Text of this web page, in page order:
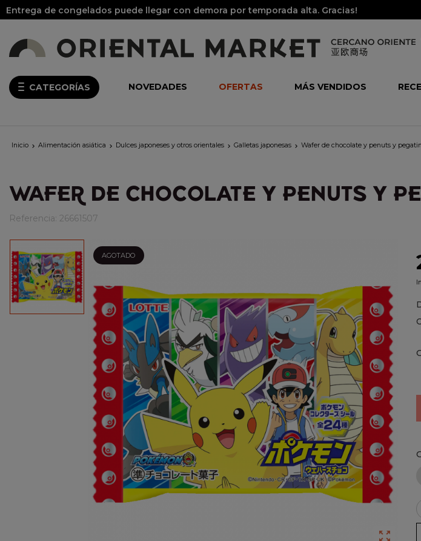
Entrega de congelados puede llegar con demora por temporada alta. Gracias!
CATEGORÍAS NOVEDADES OFERTAS MÁS VENDIDOS
Inicio  Alimentación asiática  Dulces japoneses y otros orientales  Galletas japonesas  Wafer de chocolate y penuts y
WAFER DE CHOCOLATE Y PENUTS Y
Referencia: 26661507
AGOTADO
